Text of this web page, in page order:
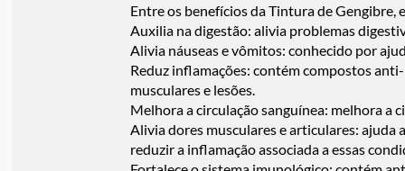
Entre os benefícios da Tintura de Gengibre,
Auxilia na digestão: alivia problemas
Alivia náuseas e vômitos: conhecido por
Reduz inflamações: contém compostos
musculares e lesões.
Melhora a circulação sanguínea: melhora a
Alivia dores musculares e articulares: ajuda
reduzir a inflamação associada a essas